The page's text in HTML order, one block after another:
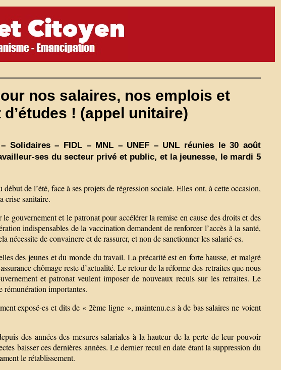
nos salaires, nos emplois et
! (appel unitaire)
Solidaires – FIDL – MNL – UNEF – UNL réunies le 30 août
ses du secteur privé et public, et la jeunesse, le mardi 5
de l’été, face à ses projets de régression sociale. Elles ont, à cette occasion,
crise sanitaire.
gouvernement et le patronat pour accélérer la remise en cause des droits et des
indispensables de la vaccination demandent de renforcer l’accès à la santé,
nécessite de convaincre et de rassurer, et non de sanctionner les salarié-es.
des jeunes et du monde du travail. La précarité est en forte hausse, et malgré
chômage reste d’actualité. Le retour de la réforme des retraites que nous
et patronat veulent imposer de nouveaux reculs sur les retraites. Le
rémunération importantes.
exposé-es et dits de « 2ème ligne », maintenu.e.s à de bas salaires ne voient
des années des mesures salariales à la hauteur de la perte de leur pouvoir
baisser ces dernières années. Le dernier recul en date étant la suppression du
le rétablissement.